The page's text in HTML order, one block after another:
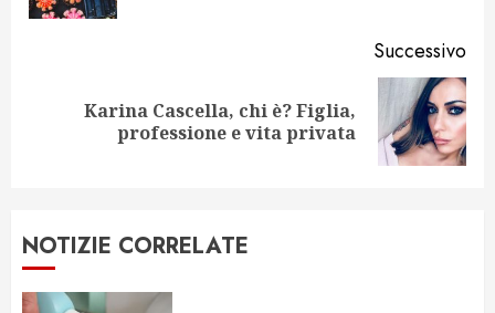
Successivo
Articolo
successivo:
Karina Cascella, chi è? Figlia,
professione e vita privata
NOTIZIE CORRELATE